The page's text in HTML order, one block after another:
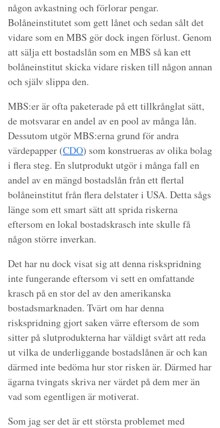
någon avkastning och förlorar pengar.
Bolåneinstitutet som gett lånet och sedan sålt det
vidare som en MBS gör dock ingen förlust. Genom
att sälja ett bostadslån som en MBS så kan ett
bolåneinstitut skicka vidare risken till någon annan
och själv slippa den.
MBS:er är ofta paketerade på ett tillkrånglat sätt,
de motsvarar en andel av en pool av många lån.
Dessutom utgör MBS:erna grund för andra
värdepapper (CDO) som konstrueras av olika bolag
i flera steg. En slutprodukt utgör i många fall en
andel av en mängd bostadslån från ett flertal
bolåneinstitut från flera delstater i USA. Detta sågs
länge som ett smart sätt att sprida riskerna
eftersom en lokal bostadskrasch inte skulle få
någon större inverkan.
Det har nu dock visat sig att denna riskspridning
inte fungerande eftersom vi sett en omfattande
krasch på en stor del av den amerikanska
bostadsmarknaden. Tvärt om har denna
riskspridning gjort saken värre eftersom de som
sitter på slutprodukterna har väldigt svårt att reda
ut vilka de underliggande bostadslånen är och kan
därmed inte bedöma hur stor risken är. Därmed har
ägarna tvingats skriva ner värdet på dem mer än
vad som egentligen är motiverat.
Som jag ser det är ett största problemet med